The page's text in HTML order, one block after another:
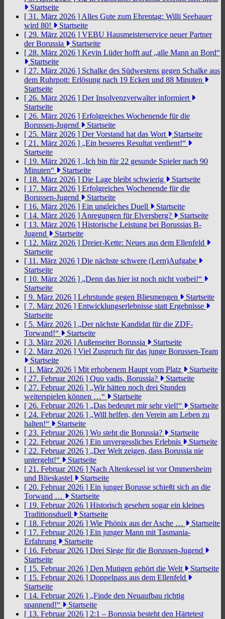
Startseite
[ 31. März 2026 ] Alles Gute zum Ehrentag: Willi Seebauer
wird 80!
Startseite
[ 29. März 2026 ] VEBU Hausmeisterservice neuer Partner
der Borussia
Startseite
[ 28. März 2026 ] Kevin Lüder hofft auf „alle Mann an Bord“
Startseite
[ 27. März 2026 ] Schalke des Südwestens gegen Schalke aus
dem Ruhrpott: Erlösung nach 19 Ecken und 88 Minuten
Startseite
[ 26. März 2026 ] Der Insolvenzverwalter informiert
Startseite
[ 26. März 2026 ] Erfolgreiches Wochenende für die
Borussen-Jugend
Startseite
[ 25. März 2026 ] Der Vorstand hat das Wort
Startseite
[ 21. März 2026 ] „Ein besseres Resultat verdient!“
Startseite
[ 19. März 2026 ] „Ich bin für 22 gesunde Spieler nach 90
Minuten“
Startseite
[ 18. März 2026 ] Die Lage bleibt schwierig
Startseite
[ 17. März 2026 ] Erfolgreiches Wochenende für die
Borussen-Jugend
Startseite
[ 16. März 2026 ] Ein ungleiches Duell
Startseite
[ 14. März 2026 ] Anregungen für Elversberg?
Startseite
[ 13. März 2026 ] Historische Leistung bei Borussias B-
Jugend
Startseite
[ 12. März 2026 ] Dreier-Kette: Neues aus dem Ellenfeld
Startseite
[ 11. März 2026 ] Die nächste schwere (Lern)Aufgabe
Startseite
[ 10. März 2026 ] „Denn das hier ist noch nicht vorbei!“
Startseite
[ 9. März 2026 ] Lehrstunde gegen Bliesmengen
Startseite
[ 7. März 2026 ] Entwicklungserlebnisse statt Ergebnisse
Startseite
[ 5. März 2026 ] „Der nächste Kandidat für die ZDF-
Torwand!“
Startseite
[ 3. März 2026 ] Außenseiter Borussia
Startseite
[ 2. März 2026 ] Viel Zuspruch für das junge Borussen-Team
Startseite
[ 1. März 2026 ] Mit erhobenem Haupt vom Platz
Startseite
[ 27. Februar 2026 ] Quo vadis, Borussia?
Startseite
[ 27. Februar 2026 ] „Wir hätten noch drei Stunden
weiterspielen können …“
Startseite
[ 26. Februar 2026 ] „Das bedeutet mir sehr viel!“
Startseite
[ 24. Februar 2026 ] „Will helfen, den Verein am Leben zu
halten!“
Startseite
[ 23. Februar 2026 ] Wo steht die Borussia?
Startseite
[ 22. Februar 2026 ] Ein unvergessliches Erlebnis
Startseite
[ 22. Februar 2026 ] „Der Welt zeigen, dass Borussia nie
untergeht!“
Startseite
[ 21. Februar 2026 ] Nach Altenkessel ist vor Ommersheim
und Blieskastel
Startseite
[ 20. Februar 2026 ] Ein junger Borusse schießt sich an die
Torwand …
Startseite
[ 19. Februar 2026 ] Historisch gesehen sogar ein kleines
Traditionsduell
Startseite
[ 18. Februar 2026 ] Wie Phönix aus der Asche …
Startseite
[ 17. Februar 2026 ] Ein junger Mann mit Tasmania-
Erfahrung
Startseite
[ 16. Februar 2026 ] Drei Siege für die Borussen-Jugend
Startseite
[ 15. Februar 2026 ] Den Mutigen gehört die Welt
Startseite
[ 15. Februar 2026 ] Doppelpass aus dem Ellenfeld
Startseite
[ 14. Februar 2026 ] „Finde den Neuaufbau richtig
spannend!“
Startseite
[ 13. Februar 2026 ] 2:1 – Borussia besteht den Härtetest